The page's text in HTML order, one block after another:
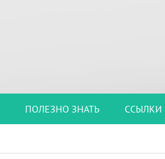
ПОЛЕЗНО ЗНАТЬ ССЫЛКИ